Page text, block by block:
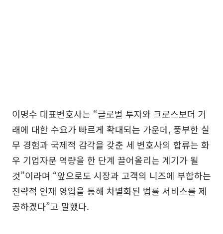
이명수 대표변호사는 “글로벌 투자와 크로스보더 거
래에 대한 수요가 빠르게 확대되는 가운데, 풍부한 실
무 경험과 국제적 감각을 갖춘 세 변호사의 합류는 화
우 기업자문 역량을 한 단계 끌어올리는 계기가 될
것”이라며 “앞으로도 시장과 고객의 니즈에 부합하는
전략적 인재 영입을 통해 차별화된 법률 서비스를 제
공하겠다”고 말했다.